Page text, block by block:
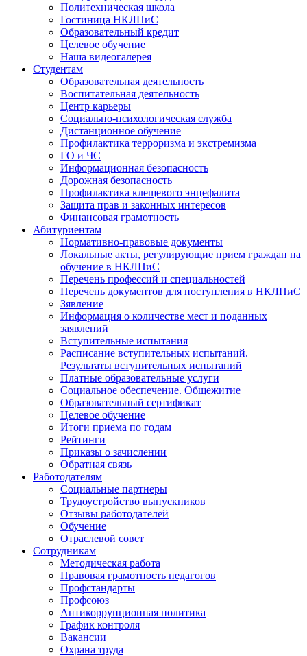
Политехническая школа
Гостиница НКЛПиС
Образовательный кредит
Целевое обучение
Наша видеогалерея
Студентам
Образовательная деятельность
Воспитательная деятельность
Центр карьеры
Социально-психологическая служба
Дистанционное обучение
Профилактика терроризма и экстремизма
ГО и ЧС
Информационная безопасность
Дорожная безопасность
Профилактика клещевого энцефалита
Защита прав и законных интересов
Финансовая грамотность
Абитуриентам
Нормативно-правовые документы
Локальные акты, регулирующие прием граждан на
обучение в НКЛПиС
Перечень профессий и специальностей
Перечень документов для поступления в НКЛПиС
Зявление
Информация о количестве мест и поданных
заявлений
Вступительные испытания
Расписание вступительных испытаний.
Результаты вступительных испытаний
Платные образовательные услуги
Социальное обеспечение. Общежитие
Образовательный сертификат
Целевое обучение
Итоги приема по годам
Рейтинги
Приказы о зачислении
Обратная связь
Работодателям
Социальные партнеры
Трудоустройство выпускников
Отзывы работодателей
Обучение
Отраслевой совет
Сотрудникам
Методическая работа
Правовая грамотность педагогов
Профстандарты
Профсоюз
Антикоррупционная политика
График контроля
Вакансии
Охрана труда